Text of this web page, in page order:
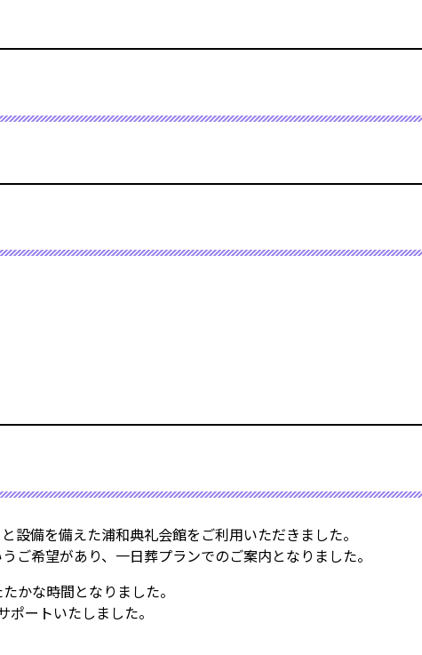
備を備えた浦和典礼会館をご利用いただきました。
ご希望があり、一日葬プランでのご案内となりました。
かな時間となりました。
ートいたしました。